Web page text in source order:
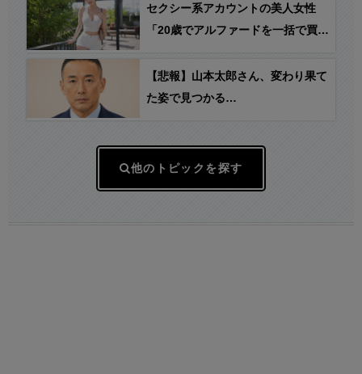
セクシー系アカウントの美人女性
「20歳でアルファードを一括で買っ
いものが映り込んでしまう…
【悲報】山本太郎さん、変わり果て
た姿で見つかる…
他のトピックを探す